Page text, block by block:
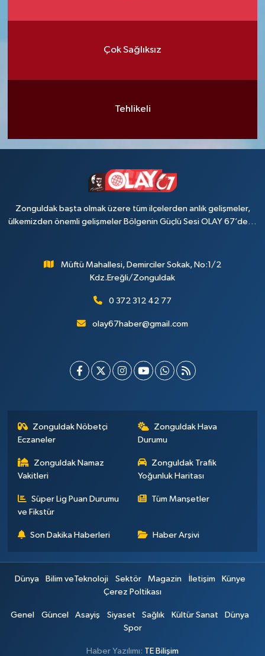
Çok Sağlıksız
Tehlikeli
Zonguldak başta olmak üzere tüm ilçelerden anlık gelişmeler,
ülkemizden önemli gelişmeler Bölgenin Güçlü Sesi OLAY 67’de…
Müftü Mahallesi, Demirciler Sokak, No:1/2
Kdz.Ereğli/Zonguldak
0 372 312 42 77
olay67haber@gmail.com
Zonguldak Nöbetçi
Eczaneler
Zonguldak Hava
Durumu
Zonguldak Namaz
Vakitleri
Zonguldak Trafik
Yoğunluk Haritası
Süper Lig Puan Durumu
ve Fikstür
Tüm Manşetler
Son Dakika Haberleri Haber Arşivi
Dünya Bilim veTeknoloji Sektör Magazin İletişim
Künye
Çerez Poltikası
Genel Güncel Asayiş Siyaset Sağlık Kültür Sanat
Dünya
Spor
Haber Yazılımı: TE Bilişim